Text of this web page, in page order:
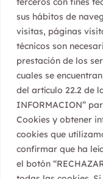
sus hábitos de
visitas, páginas
técnicos son
prestación de los
cuales se
del artículo 22.2 de
INFORMACION”
Cookies y obtener
cookies que
confirmar que ha
el botón
¿Vives o te